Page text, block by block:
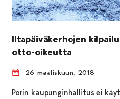
Iltapäiväkerhojen
otto-oikeutta
26 maaliskuun, 2018
Porin kaupunginhallitus ei